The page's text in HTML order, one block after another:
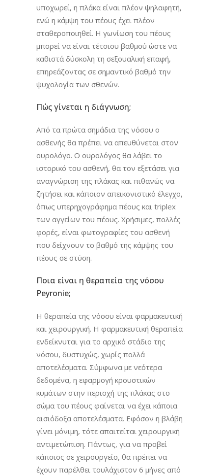
υποχωρεί, η πλάκα είναι πλέον ψηλαφητή,
ενώ η κάμψη του πέους έχει πλέον
σταθεροποιηθεί. Η γωνίωση του πέους
μπορεί να είναι τέτοιου βαθμού ώστε να
καθιστά δύσκολη τη σεξουαλική επαφή,
επηρεάζοντας σε σημαντικό βαθμό την
ψυχολογία των σθενών.
Πώς γίνεται η διάγνωση;
Από τα πρώτα σημάδια της νόσου ο
ασθενής θα πρέπει να απευθύνεται στον
ουρολόγο. Ο ουρολόγος θα λάβει το
ιστορικό του ασθενή, θα τον εξετάσει για
αναγνώριση της πλάκας και πιθανώς να
ζητήσει και κάποιον απεικονιστικό έλεγχο,
όπως υπερηχογράφημα πέους και triplex
των αγγείων του πέους. Χρήσιμες, πολλές
φορές, είναι φωτογραφίες του ασθενή
που δείχνουν το βαθμό της κάμψης του
πέους σε στύση.
Ποια είναι η θεραπεία της νόσου
Peyronie;
Η θεραπεία της νόσου είναι φαρμακευτική
και χειρουργική. Η φαρμακευτική θεραπεία
ενδείκνυται για το αρχικό στάδιο της
νόσου, δυστυχώς, χωρίς πολλά
αποτελέσματα. Σύμφωνα με νεότερα
δεδομένα, η εφαρμογή κρουστικών
κυμάτων στην περιοχή της πλάκας στο
σώμα του πέους φαίνεται να έχει κάποια
αισιόδοξα αποτελέσματα. Εφόσον η βλάβη
γίνει μόνιμη, τότε απαιτείται χειρουργική
αντιμετώπιση. Πάντως, για να προβεί
κάποιος σε χειρουργείο, θα πρέπει να
έχουν παρέλθει τουλάχιστον 6 μήνες από